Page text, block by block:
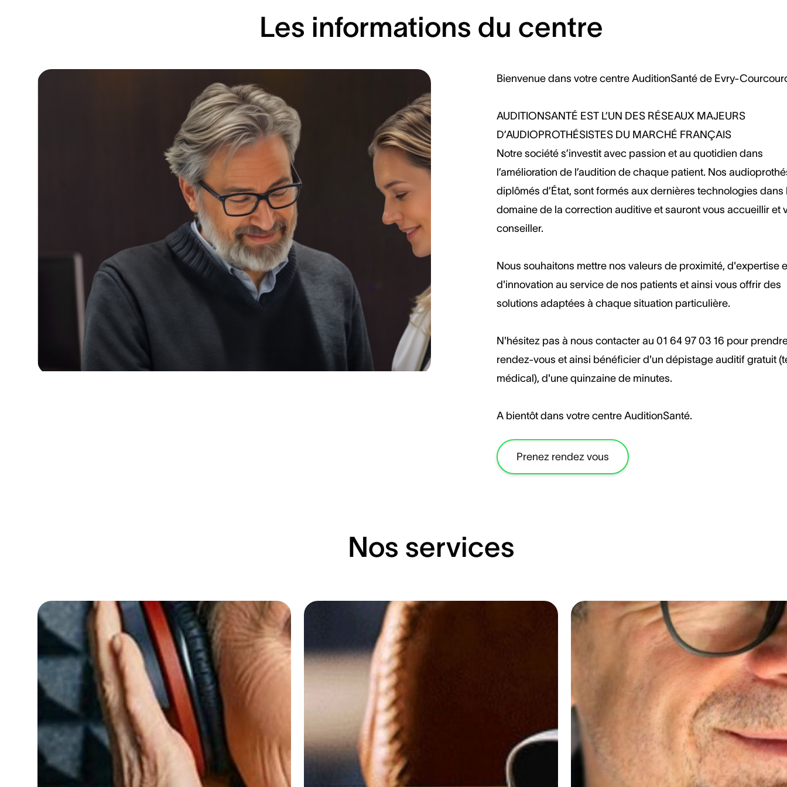
Les informations du centre
Bienvenue dans votre centre AuditionSanté de Evry-
AUDITIONSANTÉ EST L’UN DES RÉSEAUX MAJEURS
D’AUDIOPROTHÉSISTES DU MARCHÉ FRANÇAIS
Notre société s’investit avec passion et au quotidien dans
l’amélioration de l’audition de chaque patient. Nos
diplômés d’État, sont formés aux dernières technologies dans
domaine de la correction auditive et sauront vous accueillir et
conseiller.
Nous souhaitons mettre nos valeurs de proximité, d'expertise
d'innovation au service de nos patients et ainsi vous offrir des
solutions adaptées à chaque situation particulière.
N'hésitez pas à nous contacter au 01 64 97 03 16 pour
rendez-vous et ainsi bénéficier d'un dépistage auditif gratuit
médical), d'une quinzaine de minutes.
A bientôt dans votre centre AuditionSanté.
Prenez rendez vous
Nos services